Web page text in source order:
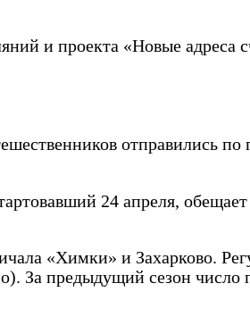
и проекта «Новые адреса
отправились
24 апреля,
«Химки» и Захарково.
За предыдущий сезон число